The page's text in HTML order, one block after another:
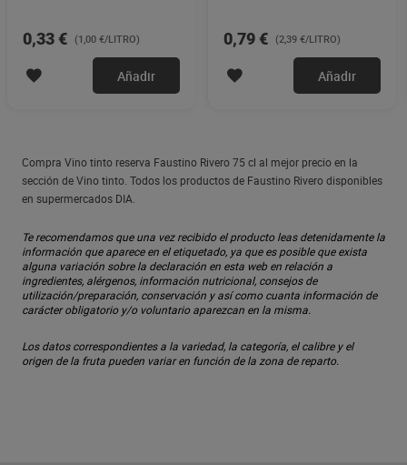
0,33 € (1,00 €/LITRO)
Añadir
0,79 € (2,39 €/LITRO)
Añadir
Compra Vino tinto reserva Faustino Rivero 75 cl al mejor precio en la
sección de Vino tinto. Todos los productos de Faustino Rivero disponibles
en supermercados DIA.
Te recomendamos que una vez recibido el producto leas detenidamente la
información que aparece en el etiquetado, ya que es posible que exista
alguna variación sobre la declaración en esta web en relación a
ingredientes, alérgenos, información nutricional, consejos de
utilización/preparación, conservación y así como cuanta información de
carácter obligatorio y/o voluntario aparezcan en la misma.
Los datos correspondientes a la variedad, la categoría, el calibre y el
origen de la fruta pueden variar en función de la zona de reparto.